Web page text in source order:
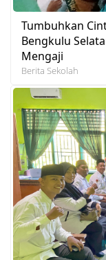
Tumbuhkan
Bengkulu
Mengaji
Berita Sekolah